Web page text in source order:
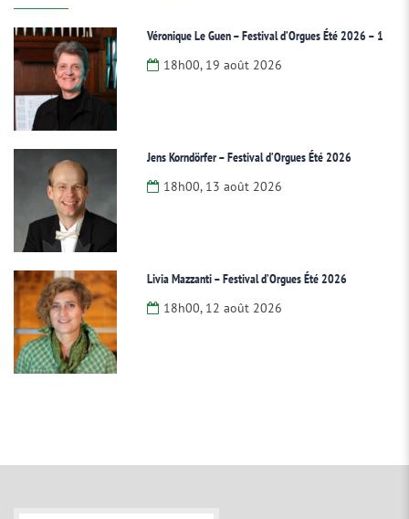
Véronique Le Guen – Festival d’Orgues Été 2026 – 1
18h00, 19 août 2026
Jens Korndörfer – Festival d’Orgues Été 2026
18h00, 13 août 2026
Livia Mazzanti – Festival d’Orgues Été 2026
18h00, 12 août 2026